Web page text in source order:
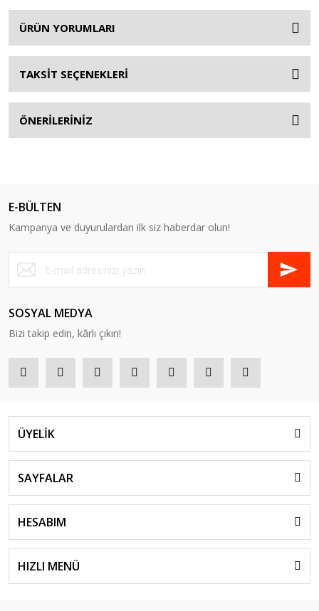
ÜRÜN YORUMLARI
TAKSİT SEÇENEKLERİ
ÖNERİLERİNİZ
E-BÜLTEN
Kampanya ve duyurulardan ilk siz haberdar olun!
SOSYAL MEDYA
Bizi takip edin, kârlı çıkın!
ÜYELİK
SAYFALAR
HESABIM
HIZLI MENÜ